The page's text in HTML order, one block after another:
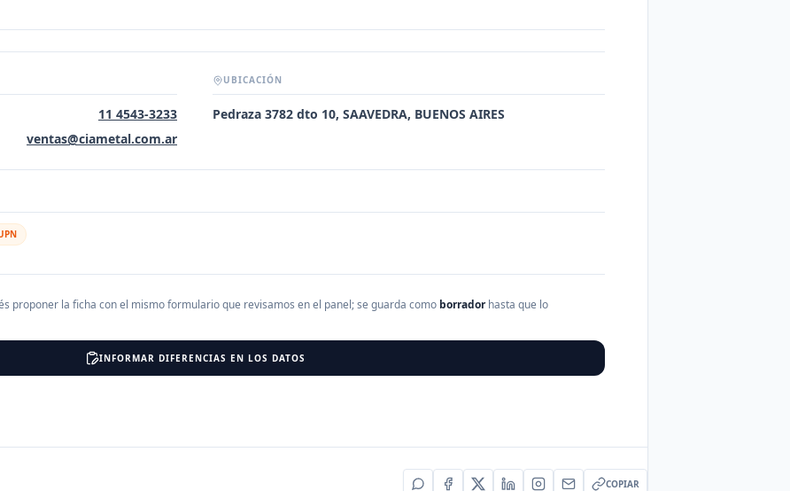
11 4543-3233
ventas@ciametal.com.ar
UBICACIÓN
Pedraza 3782 dto 10, SAAVEDRA, BUENOS AIRES
proponer la ficha con el mismo formulario que revisamos en el panel; se guarda como borradorhasta que lo
INFORMAR DIFERENCIAS EN LOS DATOS
COPIAR